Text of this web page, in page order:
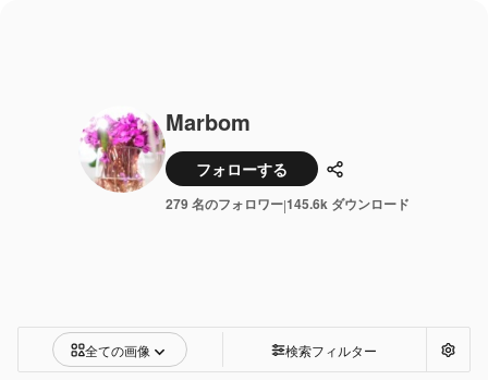
Marbom
フォローする 共有
279 名のフォロワー|145.6k ダウンロード
全ての画像 検索フィルター